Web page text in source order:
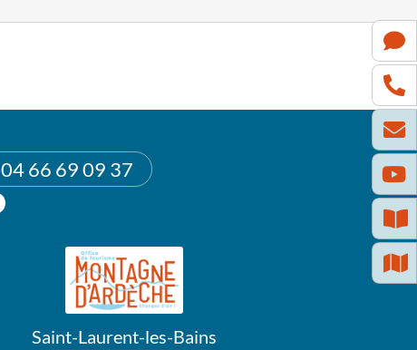
04 66 69 09 37
Saint-Laurent-les-Bains